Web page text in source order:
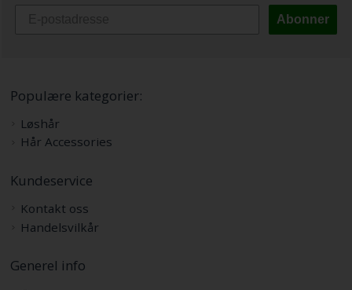
Abonner
Populære kategorier:
Løshår
Hår Accessories
Kundeservice
Kontakt oss
Handelsvilkår
Generel info